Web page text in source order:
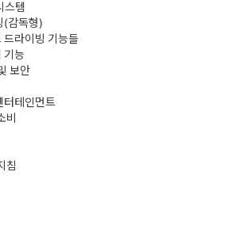
스템
(감독형)
드라이빙 기능들
기능
보안
터테인먼트
비
침